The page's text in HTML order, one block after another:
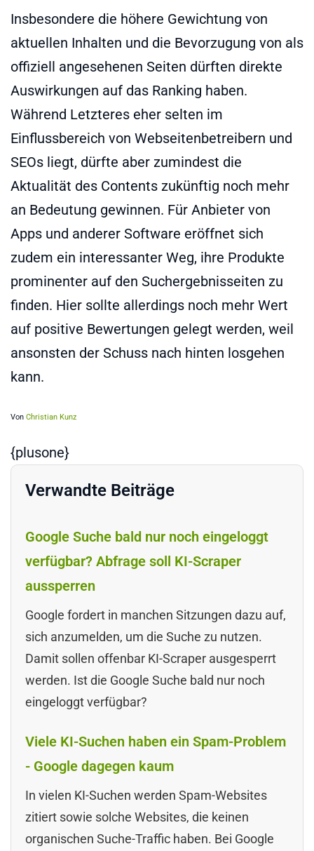
Insbesondere die höhere Gewichtung von
aktuellen Inhalten und die Bevorzugung von als
offiziell angesehenen Seiten dürften direkte
Auswirkungen auf das Ranking haben.
Während Letzteres eher selten im
Einflussbereich von Webseitenbetreibern und
SEOs liegt, dürfte aber zumindest die
Aktualität des Contents zukünftig noch mehr
an Bedeutung gewinnen. Für Anbieter von
Apps und anderer Software eröffnet sich
zudem ein interessanter Weg, ihre Produkte
prominenter auf den Suchergebnisseiten zu
finden. Hier sollte allerdings noch mehr Wert
auf positive Bewertungen gelegt werden, weil
ansonsten der Schuss nach hinten losgehen
kann.
Von Christian Kunz
{plusone}
Verwandte Beiträge
Google Suche bald nur noch eingeloggt
verfügbar? Abfrage soll KI-Scraper
aussperren
Google fordert in manchen Sitzungen dazu auf,
sich anzumelden, um die Suche zu nutzen.
Damit sollen offenbar KI-Scraper ausgesperrt
werden. Ist die Google Suche bald nur noch
eingeloggt verfügbar?
Viele KI-Suchen haben ein Spam-Problem
- Google dagegen kaum
In vielen KI-Suchen werden Spam-Websites
zitiert sowie solche Websites, die keinen
organischen Suche-Traffic haben. Bei Google